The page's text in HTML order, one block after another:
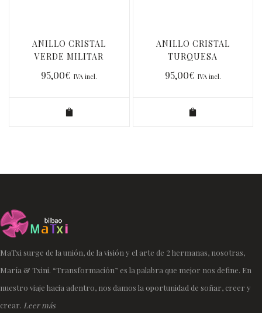
ANILLO CRISTAL
VERDE MILITAR
95,00€ IVA incl.
ANILLO CRISTAL
TURQUESA
95,00€ IVA incl.
MaTxi surge de la unión, de la visión y el arte de 2 hermanas, nosotras,
María & Txini. “Transformación” es la palabra que mejor nos define. En
nuestro viaje hacia adentro, nos damos la oportunidad de soñar, creer y
crear. Leer más